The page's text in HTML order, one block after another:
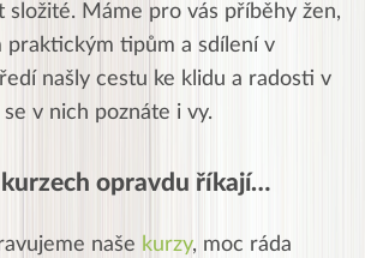
složité. Máme pro vás příběhy žen,
praktickým tipům a sdílení v
našly cestu ke klidu a radosti v
v nich poznáte i vy.
kurzech opravdu říkají…
naše kurzy, moc ráda